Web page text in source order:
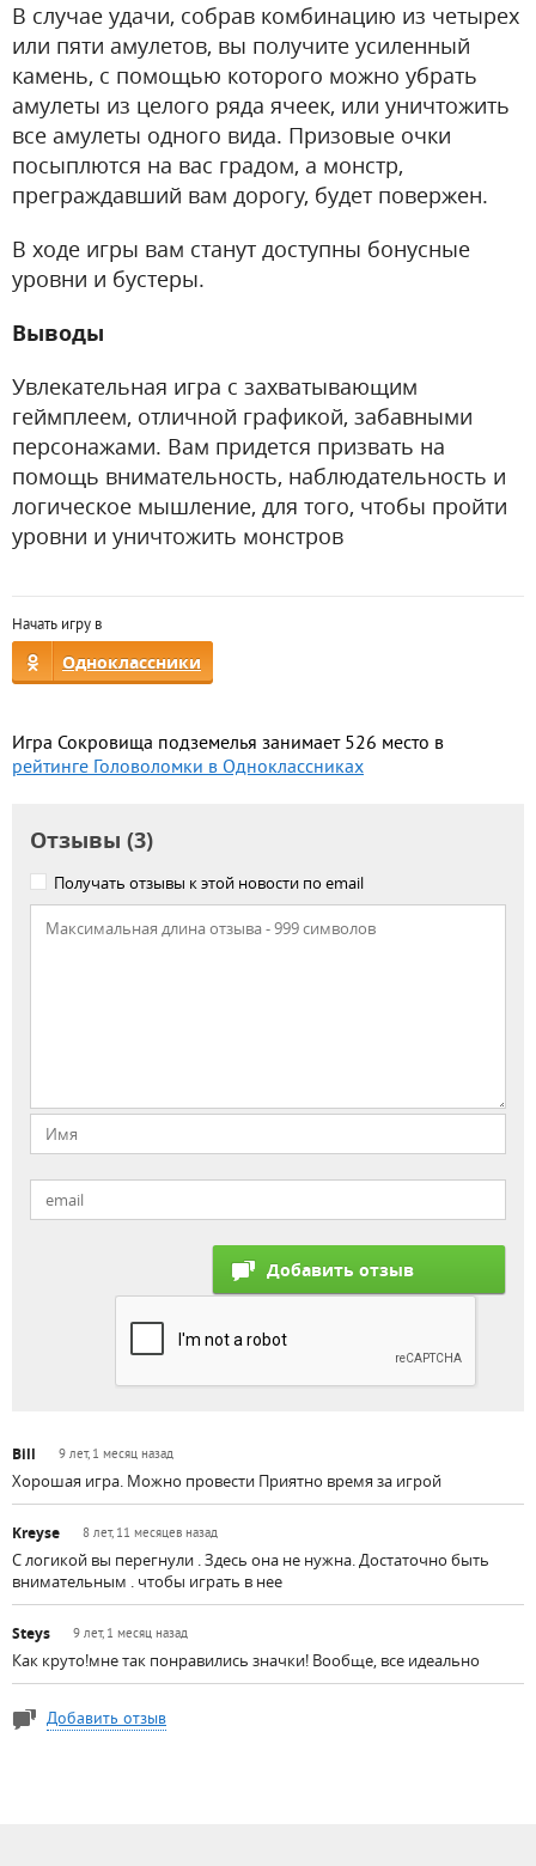
В случае удачи, собрав комбинацию из четырех
или пяти амулетов, вы получите усиленный
камень, с помощью которого можно убрать
амулеты из целого ряда ячеек, или уничтожить
все амулеты одного вида. Призовые очки
посыплются на вас градом, а монстр,
преграждавший вам дорогу, будет повержен.
В ходе игры вам станут доступны бонусные
уровни и бустеры.
Выводы
Увлекательная игра с захватывающим
геймплеем, отличной графикой, забавными
персонажами. Вам придется призвать на
помощь внимательность, наблюдательность и
логическое мышление, для того, чтобы пройти
уровни и уничтожить монстров
Начать игру в
Одноклассники
Игра Сокровища подземелья занимает 526 место в
рейтинге Головоломки в Одноклассниках
Отзывы (3)
Получать отзывы к этой новости по email
Bill 9 лет, 1 месяц назад
Хорошая игра. Можно провести Приятно время за игрой
Kreyse 8 лет, 11 месяцев назад
С логикой вы перегнули . Здесь она не нужна. Достаточно быть
внимательным . чтобы играть в нее
Steys 9 лет, 1 месяц назад
Как круто!мне так понравились значки! Вообще, все идеально
Добавить отзыв